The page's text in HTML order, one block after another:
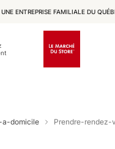
UNE ENTREPRISE FAMILIALE DU
a-domicile Prendre-rendez-